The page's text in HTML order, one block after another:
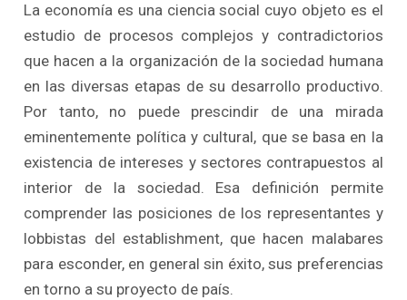
La economía es una ciencia social cuyo objeto es el
estudio de procesos complejos y contradictorios
que hacen a la organización de la sociedad humana
en las diversas etapas de su desarrollo productivo.
Por tanto, no puede prescindir de una mirada
eminentemente política y cultural, que se basa en la
existencia de intereses y sectores contrapuestos al
interior de la sociedad. Esa definición permite
comprender las posiciones de los representantes y
lobbistas del establishment, que hacen malabares
para esconder, en general sin éxito, sus preferencias
en torno a su proyecto de país.